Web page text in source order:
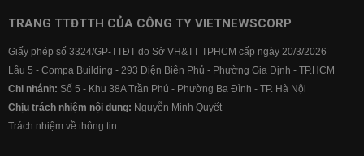
TRANG TTĐTTH CỦA CÔNG TY VIETNEWSCORP
Giấy phép số 3324/GP-TTĐT do Sở VH&TT TPHCM cấp ngày 20/3/2026
Lầu 5 - Compa Building - 293 Điện Biên Phủ - Phường Gia Định - TP.HCM
Chi nhánh: Số 5 - Khu 38A Trần Phú - Phường Ba Đình - TP. Hà Nội
Chịu trách nhiệm nội dung: Nguyễn Minh Quyết
Trách nhiệm về thông tin